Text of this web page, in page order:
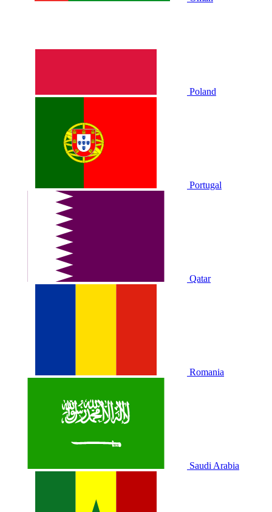
Poland
Portugal
Qatar
Romania
Saudi Arabia